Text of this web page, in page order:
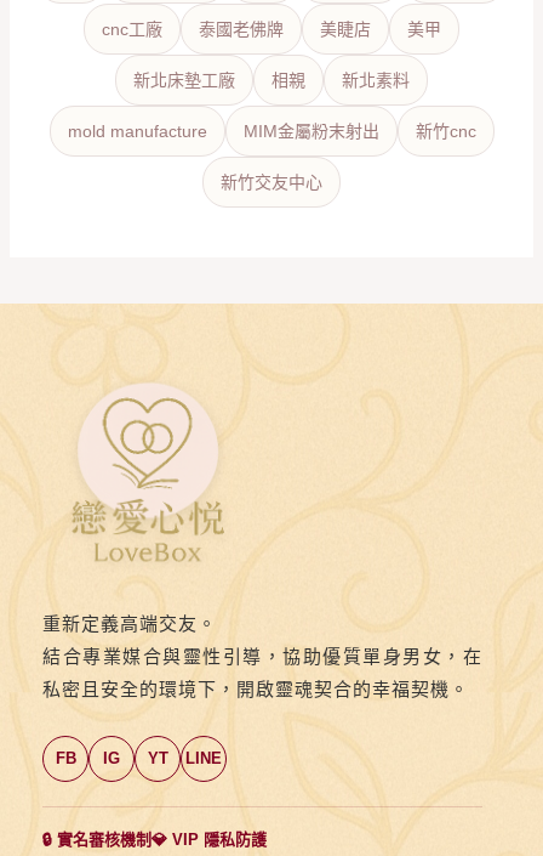
cnc工廠 泰國老佛牌 美睫店 美甲
新北床墊工廠 相親 新北素料
mold manufacture MIM金屬粉末射出 新竹cnc
新竹交友中心
重新定義高端交友。
結合專業媒合與靈性引導，協助優質單身男女，在
私密且安全的環境下，開啟靈魂契合的幸福契機。
FB IG YT LINE
🔒 實名審核機制💎 VIP 隱私防護